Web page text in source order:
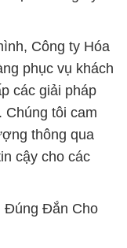
Công ty Hóa
phục vụ khách
các giải pháp
Chúng tôi cam
thông qua
cậy cho các
Đúng Đắn Cho